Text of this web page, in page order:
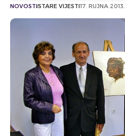
NOVOSTISTARE VIJESTI17. RUJNA 2013.